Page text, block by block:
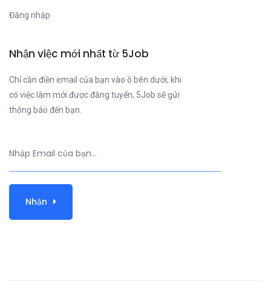
Đăng nhập
Nhận việc mới nhất từ 5Job
Chỉ cần điền email của bạn vào ô bên dưới, khi
có việc làm mới được đăng tuyển, 5Job sẽ gửi
thông báo đến bạn.
Nhận